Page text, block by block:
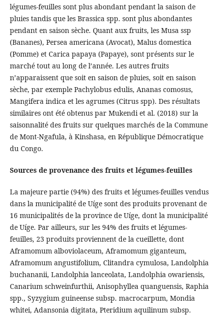
légumes-feuilles sont plus abondant pendant la saison de
pluies tandis que les Brassica spp. sont plus abondantes
pendant en saison sèche. Quant aux fruits, les Musa ssp
(Bananes), Persea americana (Avocat), Malus domestica
(Pomme) et Carica papaya (Papaye), sont présents sur le
marché tout au long de l’année. Les autres fruits
n’apparaissent que soit en saison de pluies, soit en saison
sèche, par exemple Pachylobus edulis, Ananas comosus,
Mangifera indica et les agrumes (Citrus spp). Des résultats
similaires ont été obtenus par Mukendi et al. (2018) sur la
saisonnalité des fruits sur quelques marchés de la Commune
de Mont-Ngafula, à Kinshasa, en République Démocratique
du Congo.
Sources de provenance des fruits et légumes-feuilles
La majeure partie (94%) des fruits et légumes-feuilles vendus
dans la municipalité de Uíge sont des produits provenant de
16 municipalités de la province de Uíge, dont la municipalité
de Uíge. Par ailleurs, sur les 94% des fruits et légumes-
feuilles, 23 produits proviennent de la cueillette, dont
Aframomum alboviolaceum, Aframomum giganteum,
Aframomum angustifolium, Clitandra cymulosa, Landolphia
buchananii, Landolphia lanceolata, Landolphia owariensis,
Canarium schweinfurthii, Anisophyllea quanguensis, Raphia
spp., Syzygium guineense subsp. macrocarpum, Mondia
whitei, Adansonia digitata, Pteridium aquilinum subsp.